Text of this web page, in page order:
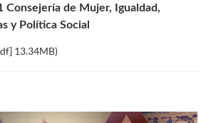
Consejería de Mujer, Igualdad,
y Política Social
13.34MB)